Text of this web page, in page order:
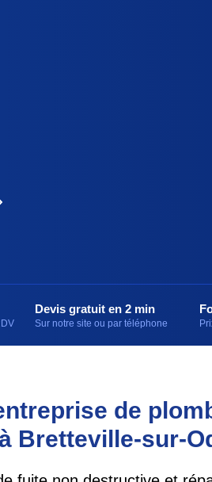
Devis gratuit en 2 min
Sur notre site ou par téléphone
de
Bretteville-sur-